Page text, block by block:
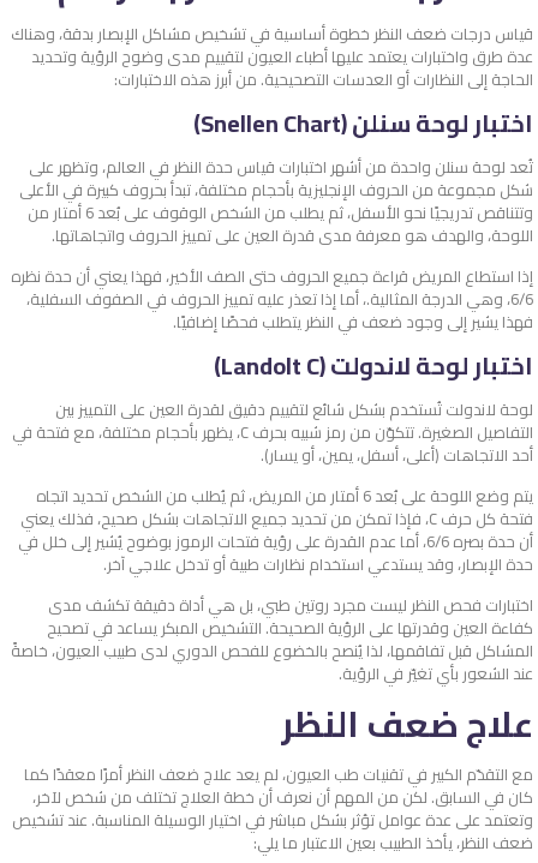
قياس درجات ضعف النظر خطوة أساسية في تشخيص مشاكل الإبصار بدقة، وهناك
عدة طرق واختبارات يعتمد عليها أطباء العيون لتقييم مدى وضوح الرؤية وتحديد
الحاجة إلى النظارات أو العدسات التصحيحية. من أبرز هذه الاختبارات:
اختبار لوحة سنلن (Snellen Chart)
تُعد لوحة سنلن واحدة من أشهر اختبارات قياس حدة النظر في العالم، وتظهر على
شكل مجموعة من الحروف الإنجليزية بأحجام مختلفة، تبدأ بحروف كبيرة في الأعلى
وتتناقص تدريجيًا نحو الأسفل، ثم ي طلب من الشخص الوقوف على بُعد 6 أمتار من
اللوحة، والهدف هو معرفة مدى قدرة العين على تمييز الحروف واتجاهاتها.
إذا استطاع المريض قراءة جميع الحروف حتى الصف الأخير، فهذا يعني أن حدة نظره
6/6، وهي الدرجة المثالية.، أ ما إذا تعذر عليه تمييز الحروف في الصفوف السفلية،
فهذا يشير إلى وجود ضعف في النظر يتطلب فحصًا إضافيًا.
اختبار لوحة لاندولت (Landolt C)
لوحة لاندولت تُستخدم بشكل شائع لتقييم دقيق لقدرة العين على التمييز بين
التفاصيل الصغيرة. تتكوّن من رمز شبيه بحرف C، يظهر بأحجام مختلفة، مع فتحة في
أحد الاتجاهات (أعلى، أسفل، يمين، أو يسار).
يتم وضع اللوحة على بُعد 6 أمتار من المريض، ثم
يُطلب من الشخص تحديد اتجاه
فتحة كل حرف C، فإذا تمكن من تحديد جميع الاتجاهات بشكل صحيح، فذلك يعني
أن حدة بصره 6/6، أما عدم القدرة على رؤية فتحات الرموز بوضوح يُشير إلى خلل في
حدة الإبصار، وقد يستدعي استخدام نظارات طبية أو تدخل علاجي آخر.
اختبارات فحص النظر ليست مجرد روتين طبي، بل هي أداة دقيقة تكشف مدى
كفاءة العين وقدرتها على الرؤية الصحيحة. التشخيص المبكر يساعد في تصحيح
المشاكل قبل تفاقمها، لذا يُنصح بالخضوع للفحص الدوري لدى طبيب العيون، خاصةً
عند الشعور بأي تغيّر في الرؤية.
علاج ضعف النظر
مع التقدّم الكبير في تقنيات طب العيون، لم يعد علاج ضعف النظر أمرًا معقدًا كما
كان في السابق. لكن من المهم أن نعرف أن خطة العلاج تختلف من شخص لآخر،
وتعتمد على عدة عوامل تؤثر بشكل مباشر في اختيار الوسيلة المناسبة. عند تشخيص
ضعف النظر، يأخذ الطبيب بعين الاعتبار ما يلي: